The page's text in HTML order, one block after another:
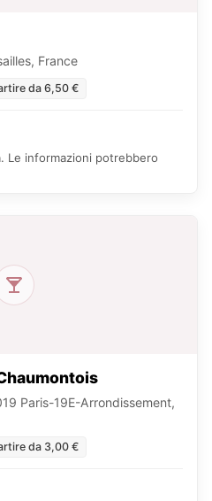
France
da 6,50 €
Le informazioni potrebbero
Paris-19E-Arrondissement,
da 3,00 €